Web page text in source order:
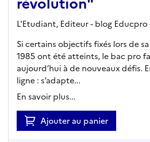
L'Etudiant, Editeur- blog Educpro
Si certains objectifs fixés lors de
1985 ont été atteints, le bac pro
aujourd’hui à de nouveaux défis.
ligne : s’adapte...
En savoir plus...
Ajouter au panier